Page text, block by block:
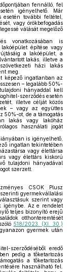
fennálló, fel
igényelhető. Már
további feltétel,
vagy örökbefogadás
válását megelőző
vonatkozásában is
építése vagy
a lakóépület, a
lakás, illetve a
házi lakás
meg.
képező ingatlanban az
– legalább 50%-
hányaddal kell
szerződés esetén
illetve célját közös
– vagy az együttes
50%-ot, de a támogatás
lakás vagy lakóház
használati jogát
is igényelhető,
ingatlan tekintetében
vagy élettársa
vagy élettárs kiskorú
tulajdoni hányadával
szerzett.
CSOK Plusz
szerinti gyermekvállalási
szerint vagy
igénybe. Az e rendelet
teljes bizonyító erejű
otthonteremtését
518/2023. (XI. 30.)
gyermek után
szerződéséből eredő
pedig a tőketartozás
a tőketartozás
használható fel.